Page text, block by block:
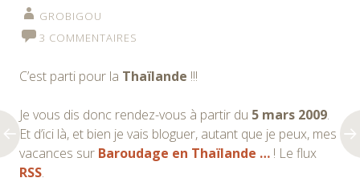
GROBIGOU
3 COMMENTAIRES
C’est parti pour la Thaïlande !!!
Je vous dis donc rendez-vous à partir du 5 mars 2009.
Et d’ici là, et bien je vais bloguer, autant que je peux, mes
vacances sur Baroudage en Thaïlande … ! Le flux
RSS.